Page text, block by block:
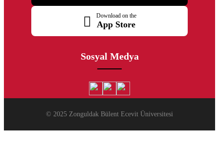
Download on the
App Store
Sosyal Medya
© 2025 Zonguldak Bülent Ecevit Üniversitesi